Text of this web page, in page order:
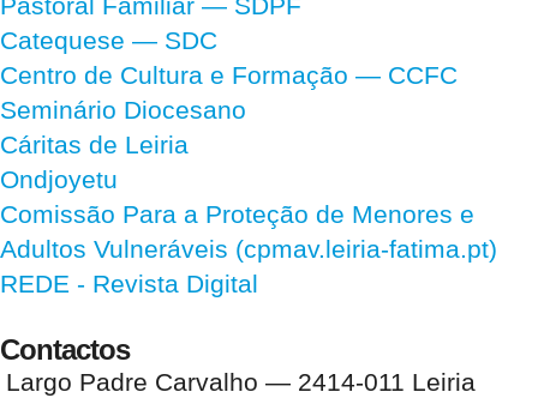
Pastoral Familiar — SDPF
Catequese — SDC
Centro de Cultura e Formação — CCFC
Seminário Diocesano
Cáritas de Leiria
Ondjoyetu
Comissão Para a Proteção de Menores e
Adultos Vulneráveis (cpmav.leiria-fatima.pt)
REDE - Revista Digital
Contactos
Largo Padre Carvalho — 2414-011 Leiria